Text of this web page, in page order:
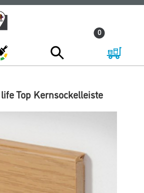
0
Top Kernsockelleiste